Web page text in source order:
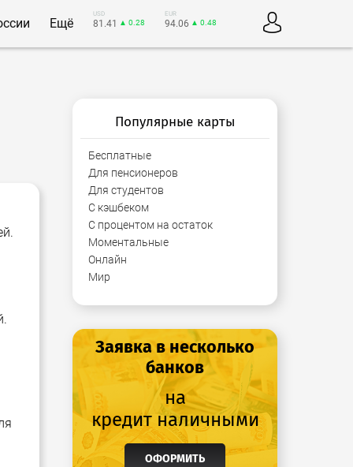
Ещё
USD
81.41 ▲ 0.28
EUR
94.06 ▲ 0.48
Популярные карты
Бесплатные
Для пенсионеров
Для студентов
С кэшбеком
С процентом на остаток
Моментальные
Онлайн
Мир
Заявка в несколько
банков
на
кредит наличными
ОФОРМИТЬ